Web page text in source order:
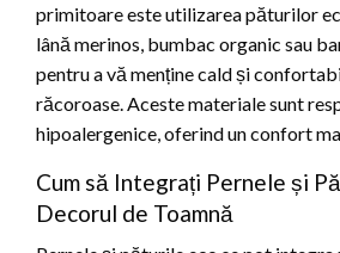
primitoare este utilizarea păturilor
lână merinos, bumbac organic sau
pentru a vă menține cald și
răcoroase. Aceste materiale sunt
hipoalergenice, oferind un confort
Cum să Integrați Pernele și
Decorul de Toamnă